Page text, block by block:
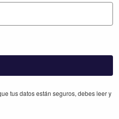
tus datos están seguros, debes leer y